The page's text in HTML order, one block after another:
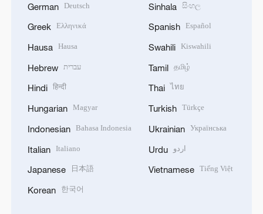
German Deutsch
Greek Ελληνικά
Hausa Hausa
Hebrew עברית
Hindi हिन्दी
Hungarian Magyar
Indonesian Bahasa Indonesia
Italian Italiano
Japanese 日本語
Korean 한국어
Sinhala සිංහල
Spanish Español
Swahili Kiswahili
Tamil தமிழ்
Thai ไทย
Turkish Türkçe
Ukrainian Українська
Urdu اردو
Vietnamese Tiếng Việt